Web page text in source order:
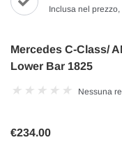
Inclusa nel
Mercedes C-Class/
Lower Bar 1825
Nessuna
€234.00